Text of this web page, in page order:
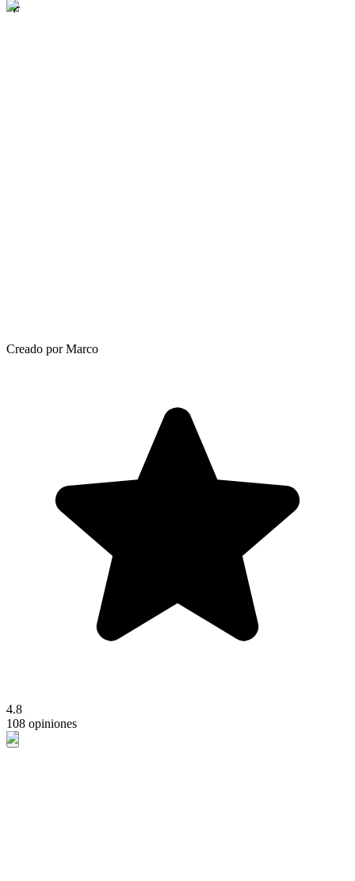
Creado por Marco
4.8
108 opiniones